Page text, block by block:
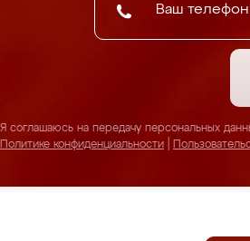
Я соглашаюсь на передачу персональных
Политике конфиденциальности